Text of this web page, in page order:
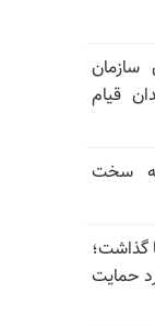
سازمان
قیام
سخت
زخمی برجا گذاشت؛
حمایت